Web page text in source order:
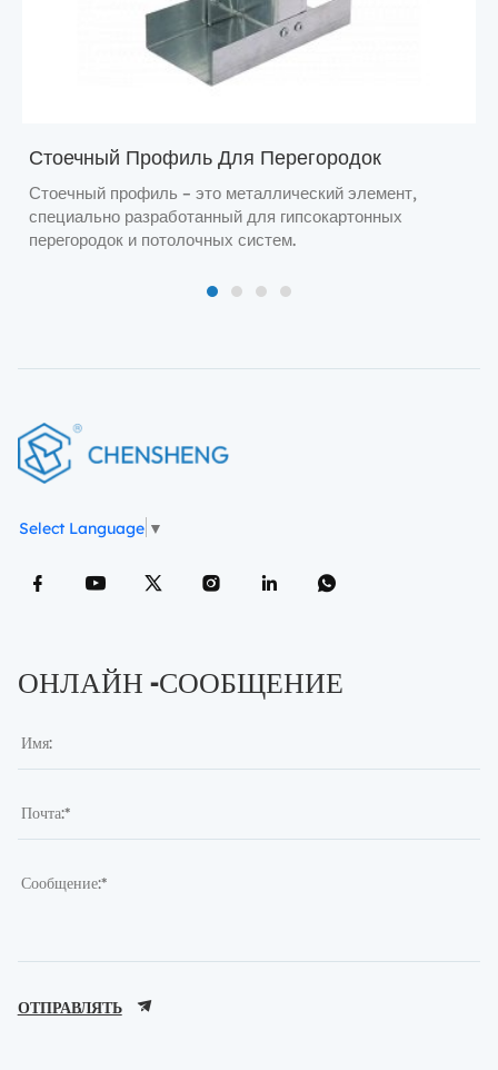
Стоечный Профиль Для Перегородок
Стоечный профиль – это металлический элемент,
специально разработанный для гипсокартонных
перегородок и потолочных систем.
1 2 3 4
Select Language ▼
ОНЛАЙН -СООБЩЕНИЕ
ОТПРАВЛЯТЬ